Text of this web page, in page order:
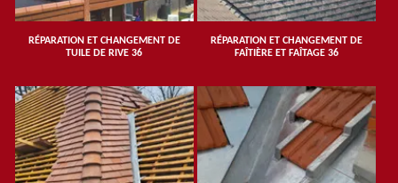
RÉPARATION ET CHANGEMENT DE
TUILE DE RIVE 36
RÉPARATION ET CHANGEMENT DE
FAÎTIÈRE ET FAÎTAGE 36